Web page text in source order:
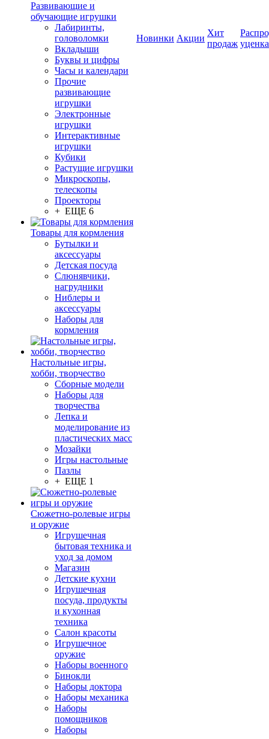
Развивающие и
обучающие игрушки
Лабиринты,
головоломки
Вкладыши
Буквы и цифры
Часы и календари
Прочие
развивающие
игрушки
Электронные
игрушки
Интерактивные
игрушки
Кубики
Растущие игрушки
Микроскопы,
телескопы
Проекторы
+ ЕЩЕ 6
Товары для кормления
Бутылки и
аксессуары
Детская посуда
Слюнявчики,
нагрудники
Ниблеры и
аксессуары
Наборы для
кормления
Настольные игры,
хобби, творчество
Сборные модели
Наборы для
творчества
Лепка и
моделирование из
пластических масс
Мозайки
Игры настольные
Пазлы
+ ЕЩЕ 1
Сюжетно-ролевые игры
и оружие
Игрушечная
бытовая техника и
уход за домом
Магазин
Детские кухни
Игрушечная
посуда, продукты
и кухонная
техника
Салон красоты
Игрушечное
оружие
Наборы военного
Бинокли
Наборы доктора
Наборы механика
Наборы
помощников
Наборы
Новинки Акции
Хит
продаж уценка